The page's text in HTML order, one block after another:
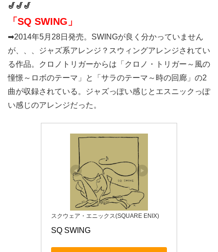
🎷🎷🎷
「SQ SWING」
➡2014年5月28日発売。SWINGが良く分かっていません
が、、、ジャズ系アレンジ？スウィングアレンジされてい
る作品。クロノトリガーからは「クロノ・トリガー～風の
憧憬～ロボのテーマ」と「サラのテーマ～時の回廊」の2
曲が収録されている。ジャズっぽい感じとエスニックっぽ
い感じのアレンジだった。
スクウェア・エニックス(SQUARE ENIX)
SQ SWING